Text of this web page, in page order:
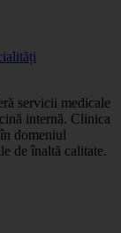
servicii medicale
internă. Clinica
domeniul
de înaltă calitate.